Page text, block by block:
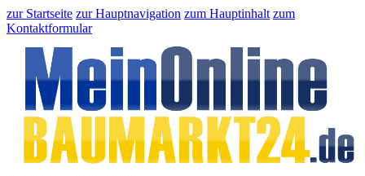
zur Startseite zur Hauptnavigation zum Hauptinhalt zum
Kontaktformular